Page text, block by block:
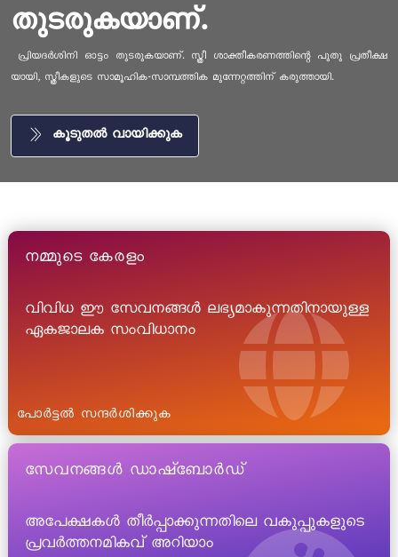
തുടരുകയാണ്.
പ്രിയദർശിനി ഓട്ടം തുടരുകയാണ്. സ്ത്രീ ശാക്തീകരണത്തിന്റെ പുതു പ്രതീക്ഷ
യായി, സ്ത്രീകളുടെ സാമൂഹിക-സാമ്പത്തിക മുന്നേറ്റത്തിന് കരുത്തായി.
കൂടുതൽ വായിക്കുക
നമ്മുടെ കേരളം
വിവിധ ഈ സേവനങ്ങൾ ലഭ്യമാകുന്നതിനായുള്ള
ഏകജാലക സംവിധാനം
പോർട്ടൽ സന്ദർശിക്കുക
സേവനങ്ങൾ ഡാഷ്ബോർഡ്
അപേക്ഷകൾ തീർപ്പാക്കുന്നതിലെ വകുപ്പുകളുടെ
പ്രവർത്തനമികവ് അറിയാം